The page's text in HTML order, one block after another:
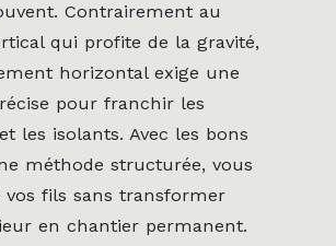
Contrairement au
qui profite de la gravité,
horizontal exige une
pour franchir les
les isolants. Avec les bons
méthode structurée, vous
vos fils sans transformer
en chantier permanent.